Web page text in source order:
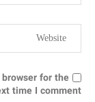
for the
time I comment.